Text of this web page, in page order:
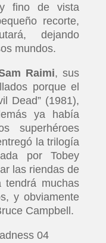
fino de vista
recorte,
dejando
mundos.
Raimi, sus
porque el
Dead” (1981),
ya había
superhéroes
la trilogía
por Tobey
las riendas de
tendrá muchas
y obviamente
Campbell.